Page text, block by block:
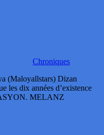
Chroniques
(Maloyallstars) Dizan
les dix années d’existence
MELANZ